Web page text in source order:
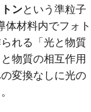
ンという準粒子
体材料内でフォト
れる「光と物質
物質の相互作用
変換なしに光の